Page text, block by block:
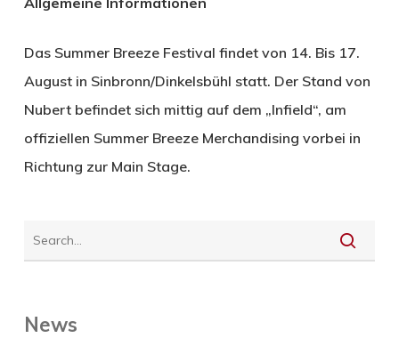
Das Summer Breeze Festival findet von 14. Bis 17.
August in Sinbronn/Dinkelsbühl statt. Der Stand von
Nubert befindet sich mittig auf dem „Infield“, am
offiziellen Summer Breeze Merchandising vorbei in
Richtung zur Main Stage.
News